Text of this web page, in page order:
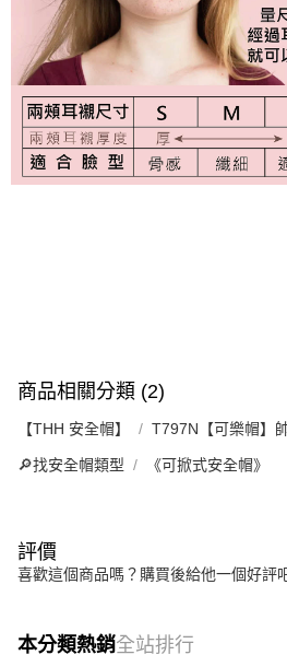
商品相關分類 (2)
【THH 安全帽】 T797N【可樂帽】
🔎找安全帽類型 《可掀式安全帽》
評價
喜歡這個商品嗎？購買後給他一個好評
本分類熱銷全站排行